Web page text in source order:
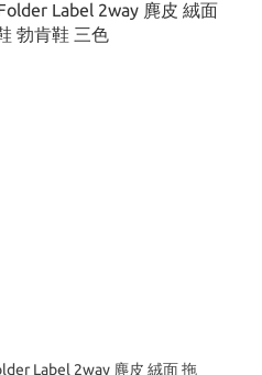
Label 2way 麂皮 絨面 拖